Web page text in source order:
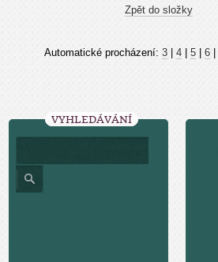
Zpět do složky
Automatické procházení: 3 4 5 6
VYHLEDÁVÁNÍ